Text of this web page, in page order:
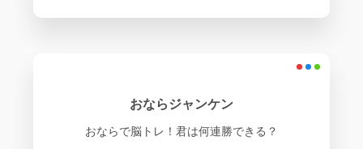
おならジャンケン
おならで脳トレ！君は何連勝できる？